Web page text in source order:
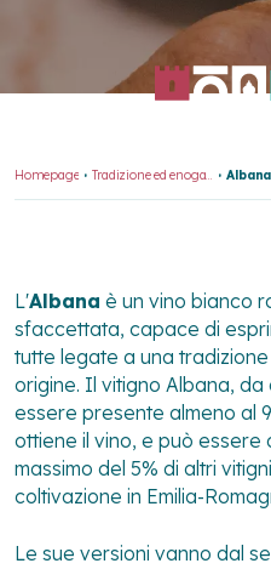
Homepage Tradizione ed enogastronomia
L'Albana è un vino bianco
sfaccettata, capace di
tutte legate a una
origine. Il vitigno Albana,
essere presente almeno al
ottiene il vino, e può
massimo del 5% di altri
coltivazione in Emilia-
Le sue versioni vanno dal